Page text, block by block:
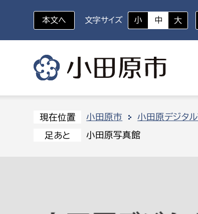
いざというときに
対象者を選択
組織から探す
部に属さない室
本文へ 文字サイズ 小 中 大
現在位置 小田原市 小田原デジタ
足あと 小田原写真館